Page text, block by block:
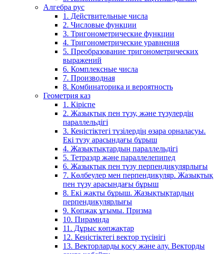
Алгебра рус
1. Действительные числа
2. Числовые функции
3. Тригонометрические функции
4. Тригонометрические уравнения
5. Преобразование тригонометрических
выражений
6. Комплексные числа
7. Производная
8. Комбинаторика и вероятность
Геометрия каз
1. Кіріспе
2. Жазықтық пен түзу, және түзулердің
параллельдігі
3. Кеңістіктегі түзілердің өзара орналасуы.
Екі түзу арасындағы бұрыш
4. Жазықтықтардың параллельдігі
5. Тетраэдр және параллелепипед
6. Жазықтық пен түзу перпендикулярлығы
7. Көлбеулер мен перпендикуляр. Жазықтық
пен түзу арасындағы бұрыш
8. Екі жақты бұрыш. Жазықтықтардың
перпендикулярлығы
9. Көпжақ ұғымы. Призма
10. Пирамида
11. Дұрыс көпжақтар
12. Кеңістіктегі вектор түсінігі
13. Векторларды қосу және алу. Векторды